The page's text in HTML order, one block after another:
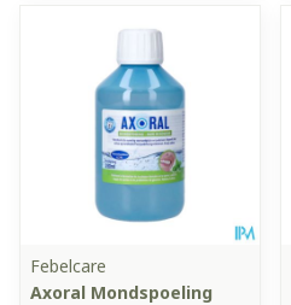
Febelcare
Axoral Mondspoeling